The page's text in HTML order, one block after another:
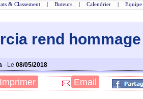
& Classement | Buteurs | Calendrier | Equipe
rend
- Le 08/05/2018
Imprimer Email